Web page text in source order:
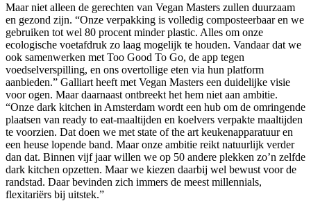
Maar niet alleen de gerechten van Vegan Masters zullen duurzaam
en gezond zijn. “Onze verpakking is volledig composteerbaar en we
gebruiken tot wel 80 procent minder plastic. Alles om onze
ecologische voetafdruk zo laag mogelijk te houden. Vandaar dat we
ook samenwerken met Too Good To Go, de app tegen
voedselverspilling, en ons overtollige eten via hun platform
aanbieden.” Galliart heeft met Vegan Masters een duidelijke visie
voor ogen. Maar daarnaast ontbreekt het hem niet aan ambitie.
“Onze dark kitchen in Amsterdam wordt een hub om de omringende
plaatsen van ready to eat-maaltijden en koelvers verpakte maaltijden
te voorzien. Dat doen we met state of the art keukenapparatuur en
een heuse lopende band. Maar onze ambitie reikt natuurlijk verder
dan dat. Binnen vijf jaar willen we op 50 andere plekken zo’n zelfde
dark kitchen opzetten. Maar we kiezen daarbij wel bewust voor de
randstad. Daar bevinden zich immers de meest millennials,
flexitariërs bij uitstek.”